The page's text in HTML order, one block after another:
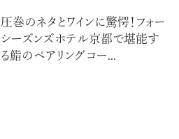
圧巻のネタとワインに驚愕！フォー
シーズンズホテル京都で堪能す
る鮨のペアリングコー...